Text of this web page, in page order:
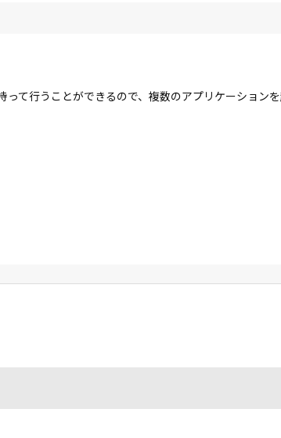
て行うことができるので、複数のアプリケーション